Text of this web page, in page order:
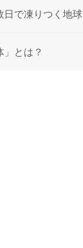
日で凍りつく地球
」とは？